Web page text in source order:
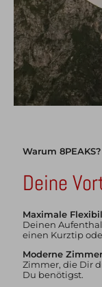
Warum 8PEAKS?
Deine
Maximale
Deinen
einen Kurztip
Moderne
Zimmer, die Dir
Du benötigst.